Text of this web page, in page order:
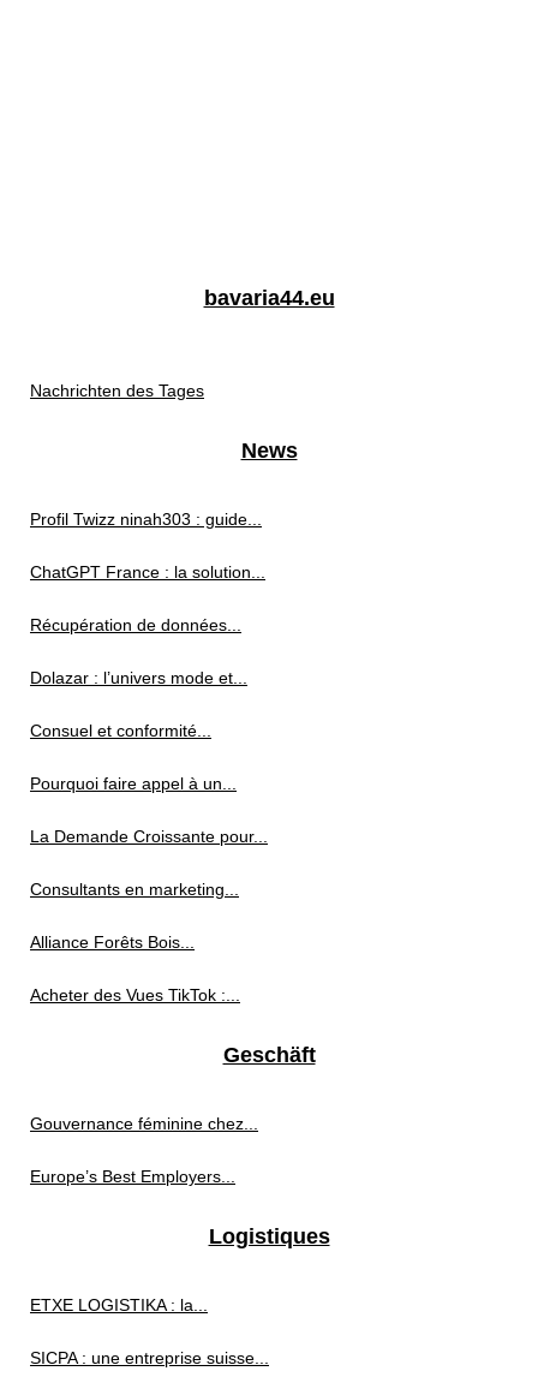
bavaria44.eu
Nachrichten des Tages
News
Profil Twizz ninah303 : guide...
ChatGPT France : la solution...
Récupération de données...
Dolazar : l’univers mode et...
Consuel et conformité...
Pourquoi faire appel à un...
La Demande Croissante pour...
Consultants en marketing...
Alliance Forêts Bois...
Acheter des Vues TikTok :...
Geschäft
Gouvernance féminine chez...
Europe’s Best Employers...
Logistiques
ETXE LOGISTIKA : la...
SICPA : une entreprise suisse...